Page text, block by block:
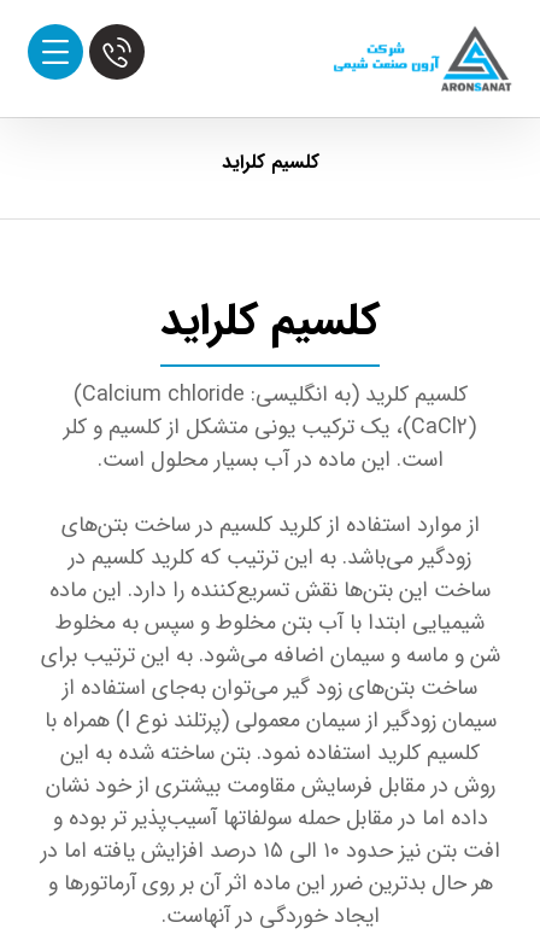
کلسیم کلراید
کلسیم کلراید
کلسیم کلرید (به انگلیسی: Calcium chloride)
(CaCl2)، یک ترکیب یونی متشکل از کلسیم و کلر
است. این ماده در آب بسیار محلول است.
از موارد استفاده از کلرید کلسیم در ساخت بتن‌های
زودگیر می‌باشد. به این ترتیب که کلرید کلسیم در
ساخت این بتن‌ها نقش تسریع‌کننده را دارد. این ماده
شیمیایی ابتدا با آب بتن مخلوط و سپس به مخلوط
شن و ماسه و سیمان اضافه می‌شود. به این ترتیب برای
ساخت بتن‌های زود گیر می‌توان به‌جای استفاده از
سیمان زودگیر از سیمان معمولی (پرتلند نوع I) همراه با
کلسیم کلرید استفاده نمود. بتن ساخته شده به این
روش در مقابل فرسایش مقاومت بیشتری از خود نشان
داده اما در مقابل حمله سولفاتها آسیب‌پذیر تر بوده و
افت بتن نیز حدود ۱۰ الی ۱۵ درصد افزایش یافته اما در
هر حال بدترین ضرر این ماده اثر آن بر روی آرماتورها و
ایجاد خوردگی در آنهاست.